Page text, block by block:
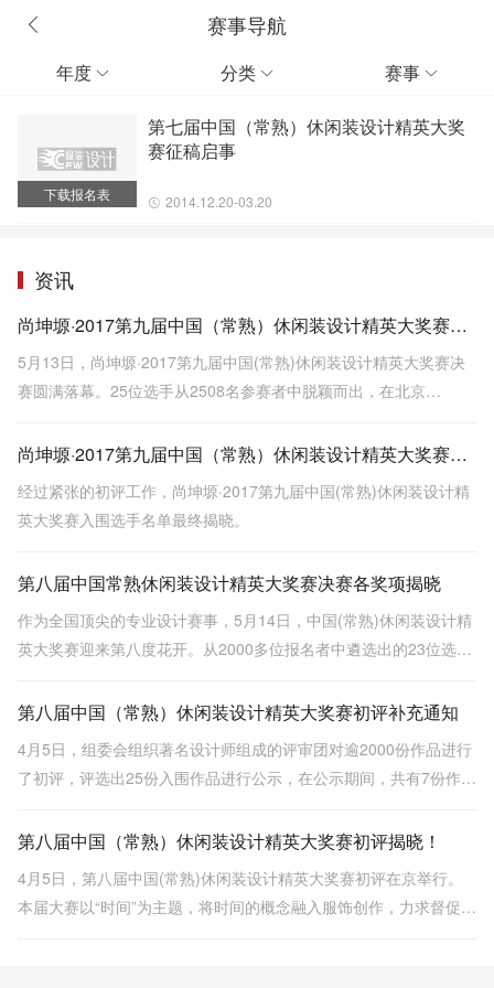
赛事导航
年度  分类  赛事 
下载报名表
第七届中国（常熟）休闲装设计精英大奖
赛征稿启事
2014.12.20-03.20
资讯
尚坤塬·2017第九届中国（常熟）休闲装设计精英大奖赛各奖项揭晓！
5月13日，尚坤塬·2017第九届中国(常熟)休闲装设计精英大奖赛决
赛圆满落幕。25位选手从2508名参赛者中脱颖而出，在北京
尚坤塬·2017第九届中国（常熟）休闲装设计精英大奖赛初评名单公布
经过紧张的初评工作，尚坤塬·2017第九届中国(常熟)休闲装设计精
英大奖赛入围选手名单最终揭晓。
第八届中国常熟休闲装设计精英大奖赛决赛各奖项揭晓
作为全国顶尖的专业设计赛事，5月14日，中国(常熟)休闲装设计精
英大奖赛迎来第八度花开。从2000多位报名者中遴选出的23位选手
第八届中国（常熟）休闲装设计精英大奖赛初评补充通知
4月5日，组委会组织著名设计师组成的评审团对逾2000份作品进行
了初评，评选出25份入围作品进行公示，在公示期间，共有7份作品
行为。
第八届中国（常熟）休闲装设计精英大奖赛初评揭晓！
4月5日，第八届中国(常熟)休闲装设计精英大奖赛初评在京举行。
本届大赛以“时间”为主题，将时间的概念融入服饰创作，力求督促设